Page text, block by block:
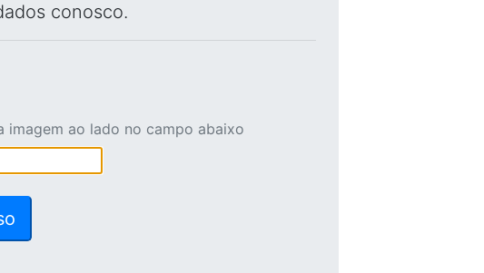
conosco.
imagem ao lado no campo abaixo